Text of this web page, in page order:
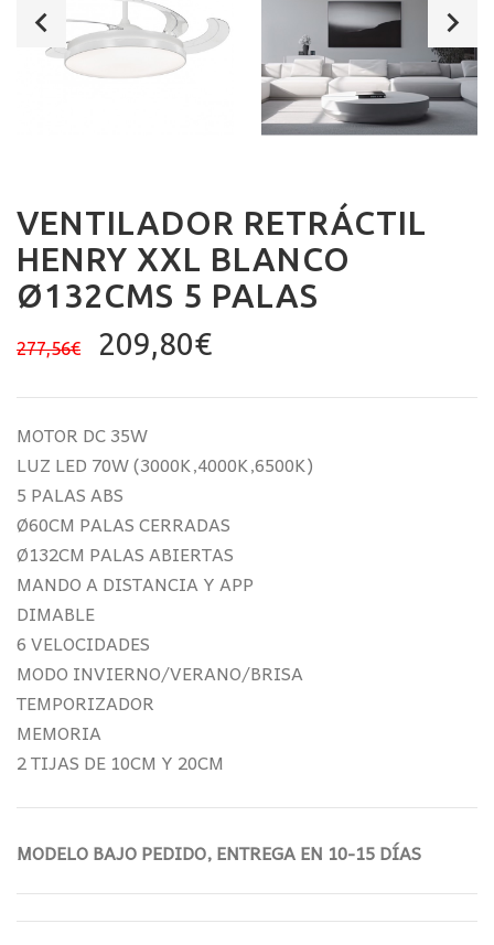
VENTILADOR RETRÁCTIL
HENRY XXL BLANCO
Ø132CMS 5 PALAS
277,56€
El
original
era:
277,56€.
209,80€El
actual
209,80€.
MOTOR DC 35W
LUZ LED 70W (3000K,4000K,6500K)
5 PALAS ABS
Ø60CM PALAS CERRADAS
Ø132CM PALAS ABIERTAS
MANDO A DISTANCIA Y APP
DIMABLE
6 VELOCIDADES
MODO INVIERNO/VERANO/BRISA
TEMPORIZADOR
MEMORIA
2 TIJAS DE 10CM Y 20CM
MODELO BAJO PEDIDO, ENTREGA EN 10-15 DÍAS